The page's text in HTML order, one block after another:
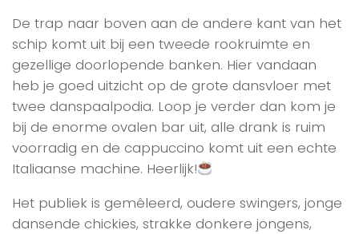
De trap naar boven aan de andere kant van het
schip komt uit bij een tweede rookruimte en
gezellige doorlopende banken. Hier vandaan
heb je goed uitzicht op de grote dansvloer met
twee danspaalpodia. Loop je verder dan kom je
bij de enorme ovalen bar uit, alle drank is ruim
voorradig en de cappuccino komt uit een echte
Italiaanse machine. Heerlijk!
Het publiek is gemêleerd, oudere swingers, jonge
dansende chickies, strakke donkere jongens,